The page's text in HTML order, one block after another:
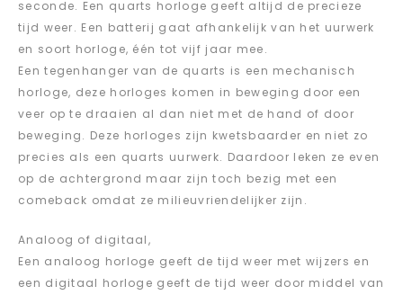
seconde. Een quarts horloge geeft altijd de precieze
tijd weer. Een batterij gaat afhankelijk van het uurwerk
en soort horloge, één tot vijf jaar mee.
Een tegenhanger van de quarts is een mechanisch
horloge, deze horloges komen in beweging door een
veer op te draaien al dan niet met de hand of door
beweging. Deze horloges zijn kwetsbaarder en niet zo
precies als een quarts uurwerk. Daardoor leken ze even
op de achtergrond maar zijn toch bezig met een
comeback omdat ze milieuvriendelijker zijn.
Analoog of digitaal,
Een analoog horloge geeft de tijd weer met wijzers en
een digitaal horloge geeft de tijd weer door middel van